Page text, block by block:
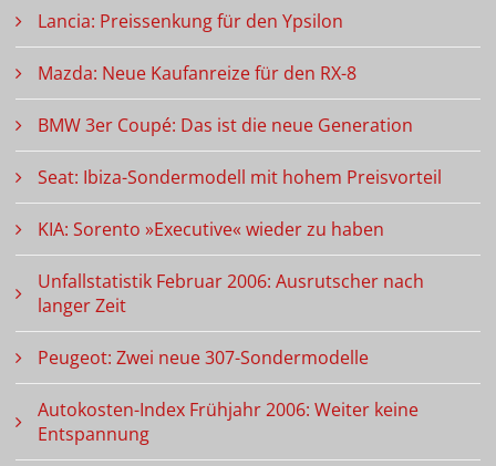
Lancia: Preissenkung für den Ypsilon
Mazda: Neue Kaufanreize für den RX-8
BMW 3er Coupé: Das ist die neue Generation
Seat: Ibiza-Sondermodell mit hohem Preisvorteil
KIA: Sorento »Executive« wieder zu haben
Unfallstatistik Februar 2006: Ausrutscher nach
langer Zeit
Peugeot: Zwei neue 307-Sondermodelle
Autokosten-Index Frühjahr 2006: Weiter keine
Entspannung